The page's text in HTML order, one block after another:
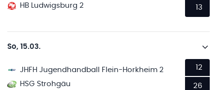
HB Ludwigsburg 2
13
So, 15.03.
JHFH Jugendhandball Flein-Horkheim 2
HSG Strohgäu
12
26